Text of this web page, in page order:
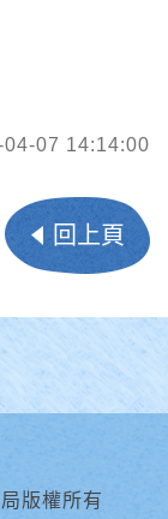
04-07 14:14:00
回上頁
版權所有